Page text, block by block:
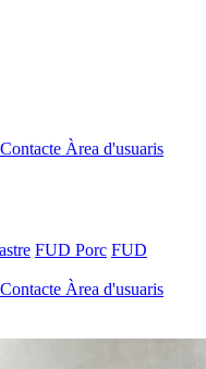
Contacte Àrea d'usuaris
FUD Porc FUD
Contacte Àrea d'usuaris